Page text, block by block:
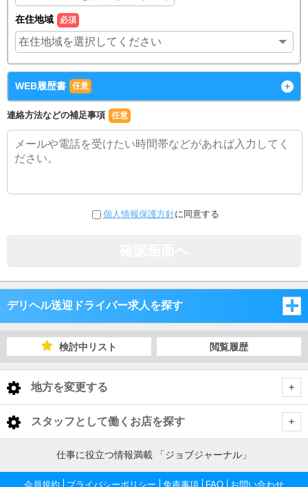
在住地域 必須
WEB履歴書 任意 +
連絡方法などの補足事項 任意
個人情報保護方針に同意する
デリヘル送迎ドライバー求人を探す
愛知県
名古屋市 デリヘル送迎ドライバー
三河
岐阜市三重県 デリヘル送迎ドライバー
静岡県
検討中リスト 閲覧履歴
地方を変更する
< 全国トップ
北海道 男性高収入
東北 男性高収入
スタッフとして働くお店を探す
愛知県仕事に役立つ情報満載 「ジョブジャーナル」
会員規約 プライバシーポリシー 免責事項 FAQ お問い合わせ